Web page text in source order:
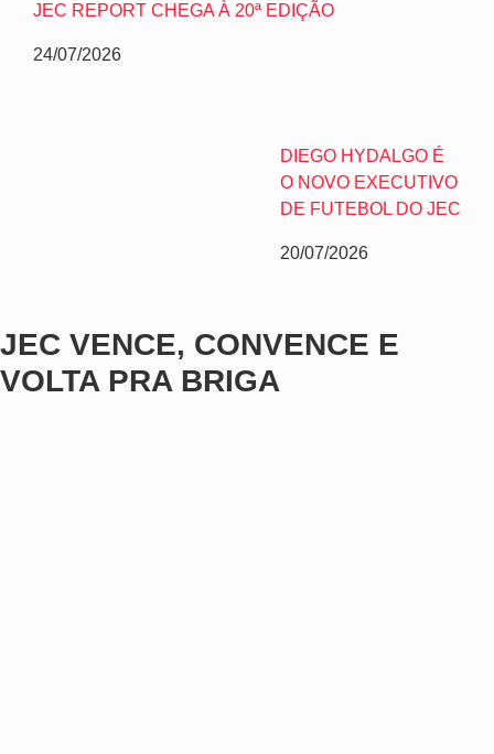
JEC REPORT CHEGA À 20ª EDIÇÃO
24/07/2026
DIEGO HYDALGO É
O NOVO EXECUTIVO
DE FUTEBOL DO JEC
20/07/2026
JEC VENCE, CONVENCE E
VOLTA PRA BRIGA